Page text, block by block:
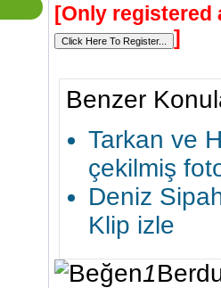
[Only registered
]
Benzer
Tarkan ve
çekilmiş
Deniz
Klip izle
1